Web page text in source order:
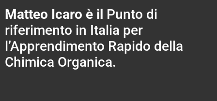
Matteo Icaro è il Punto di
riferimento in Italia per
l’Apprendimento Rapido della
Chimica Organica.